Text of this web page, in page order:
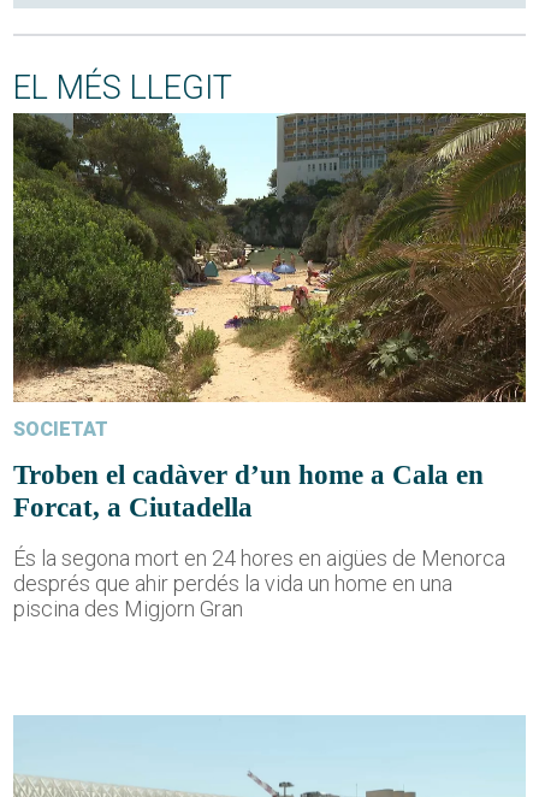
EL MÉS LLEGIT
SOCIETAT
Troben el cadàver d’un home a Cala en
Forcat, a Ciutadella
És la segona mort en 24 hores en aigües de Menorca
després que ahir perdés la vida un home en una
piscina des Migjorn Gran